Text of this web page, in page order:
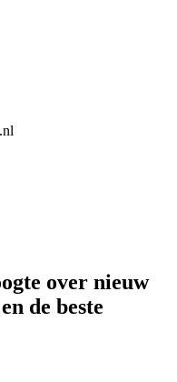
over nieuw
de beste